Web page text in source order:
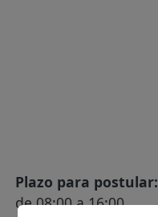
Plazo para postular:
de 08:00 a 16:00